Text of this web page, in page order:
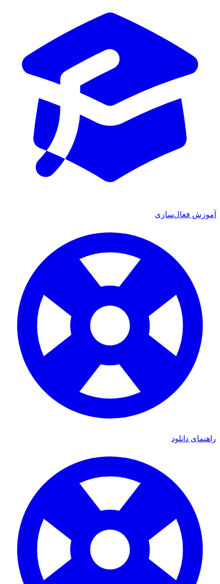
آموزش فعال‌سازی
راهنمای دانلود